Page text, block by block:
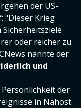
der US-
"Dieser Krieg
oder reicher zu
nannte der
und
der
in Nahost